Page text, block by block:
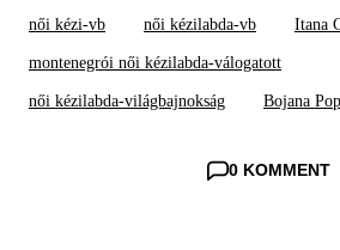
női kézi-vb női kézilabda-vb Itana
montenegrói női kézilabda-válogatott
női kézilabda-világbajnokság Bojana
0 KOMMENT